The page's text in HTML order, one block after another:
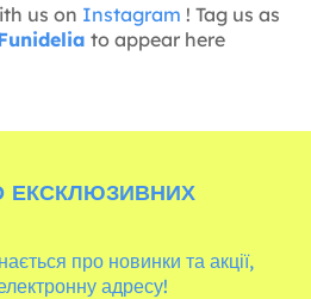
us on Instagram ! Tag us as
to appear here
ЕКСКЛЮЗИВНИХ
про новинки та акції,
адресу!